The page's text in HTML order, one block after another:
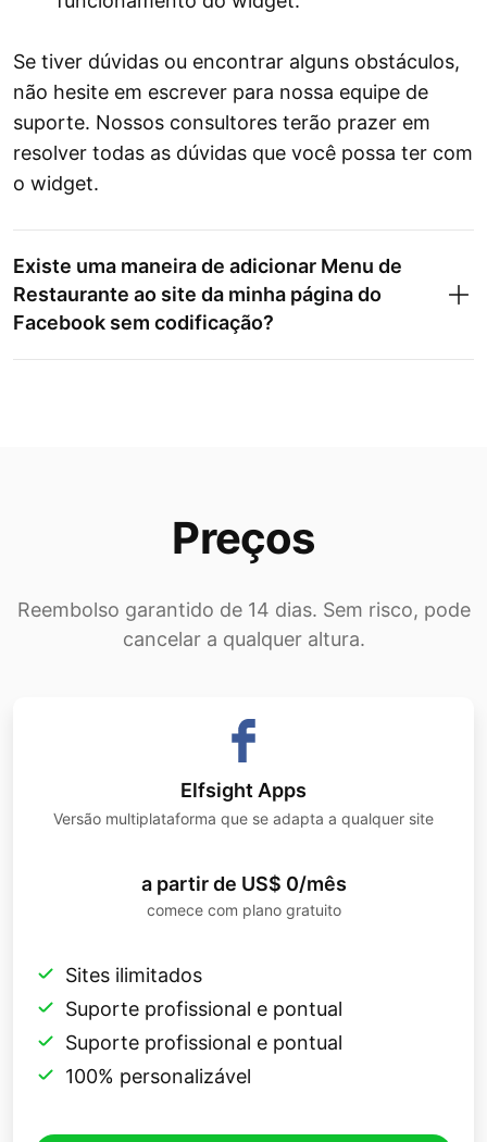
Se tiver dúvidas ou encontrar alguns obstáculos,
não hesite em escrever para nossa equipe de
suporte. Nossos consultores terão prazer em
resolver todas as dúvidas que você possa ter com
o widget.
Existe uma maneira de adicionar Menu de
Restaurante ao site da minha página do
Facebook sem codificação?
Preços
Reembolso garantido de 14 dias. Sem risco, pode
cancelar a qualquer altura.
Elfsight Apps
Versão multiplataforma que se adapta a qualquer site
a partir de US$ 0/mês
comece com plano gratuito
Sites ilimitados
Suporte profissional e pontual
Suporte profissional e pontual
100% personalizável